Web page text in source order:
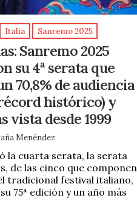
Italia Sanremo 2025
Sanremo 2025
su 4ª serata que
70,8% de audiencia
histórico) y
vista desde 1999
Menéndez
la cuarta serata, la serata
de las cinco que componen
tradicional festival italiano,
75ª edición y un año más